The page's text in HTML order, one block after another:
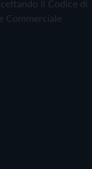
il Codice di
Commerciale